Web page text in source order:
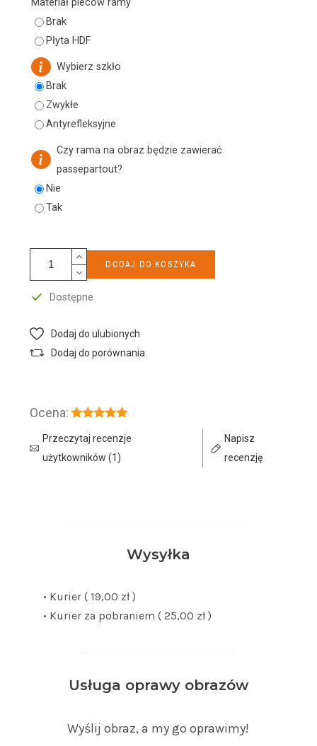
Wybierz szkło
Brak
Zwykłe
Antyrefleksyjne
Brak
Płyta HDF
Czy rama na obraz będzie zawierać
passepartout?
Nie
Tak
DODAJ DO KOSZYKA
Dostępne
Dodaj do ulubionych
Dodaj do porównania
Ocena:
Przeczytaj recenzje
użytkowników (1)
Napisz
recenzję
Wysyłka
• Kurier ( 19,00 zł )
• Kurier za pobraniem ( 25,00 zł )
Usługa oprawy obrazów
Wyślij obraz, a my go oprawimy!